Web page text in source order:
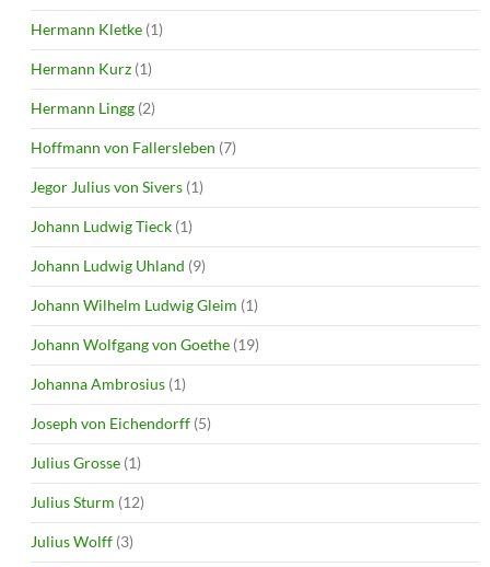
Hermann Kletke (1)
Hermann Kurz (1)
Hermann Lingg (2)
Hoffmann von Fallersleben (7)
Jegor Julius von Sivers (1)
Johann Ludwig Tieck (1)
Johann Ludwig Uhland (9)
Johann Wilhelm Ludwig Gleim (1)
Johann Wolfgang von Goethe (19)
Johanna Ambrosius (1)
Joseph von Eichendorff (5)
Julius Grosse (1)
Julius Sturm (12)
Julius Wolff (3)